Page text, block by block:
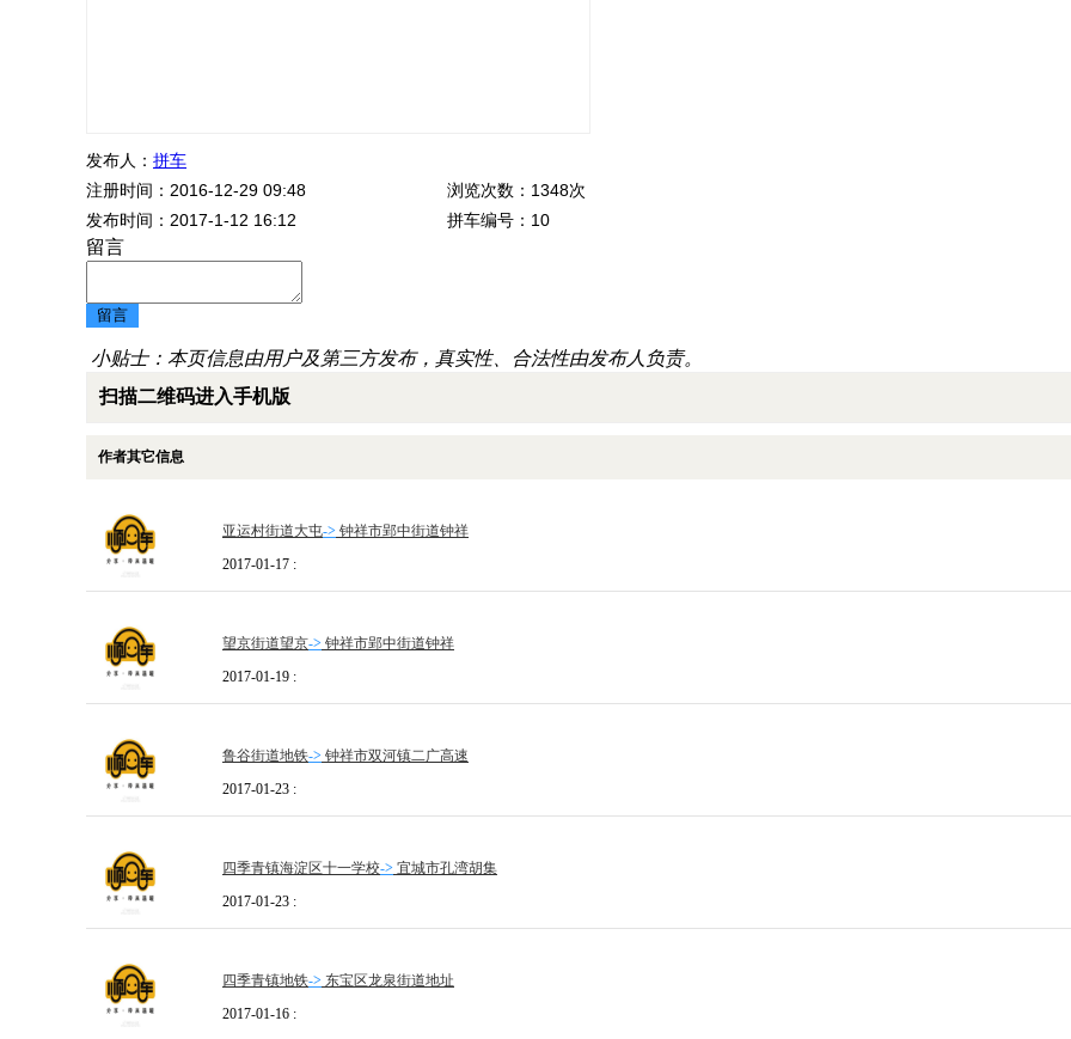
发布人： 拼车
注册时间：2016-12-29 09:48
浏览次数：1348次
发布时间：2017-1-12 16:12
拼车编号：10
留言
小贴士：本页信息由用户及第三方发布，真实性、合法性由发布人负责。
扫描二维码进入手机版
作者其它信息
亚运村街道大屯-> 钟祥市郢中街道钟祥
2017-01-17 :
望京街道望京-> 钟祥市郢中街道钟祥
2017-01-19 :
鲁谷街道地铁-> 钟祥市双河镇二广高速
2017-01-23 :
四季青镇海淀区十一学校-> 宜城市孔湾胡集
2017-01-23 :
四季青镇地铁-> 东宝区龙泉街道地址
2017-01-16 :